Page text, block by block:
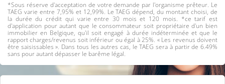
*Sous réserve d'acceptation de votre demande par l'organisme prêteur. Le
TAEG varie entre 7,95% et 12,99%. Le TAEG dépend, du montant choisi, de
la durée du crédit qui varie entre 30 mois et 120 mois. *ce tarif est
d'application pour autant que le consommateur soit propriétaire d'un bien
immobilier en Belgique, qu'il soit engagé à durée indéterminée et que le
rapport charges/revenus soit inférieur ou égal à 25%. « Les revenus doivent
être saisissables ». Dans tous les autres cas, le TAEG sera à partir de 6.49%
sans pour autant dépasser le barême légal.